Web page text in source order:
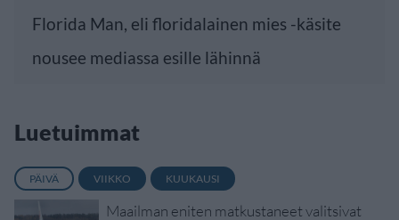
Florida Man, eli floridalainen mies -käsite
nousee mediassa esille lähinnä
Luetuimmat
PÄIVÄ VIIKKO KUUKAUSI
Maailman eniten matkustaneet valitsivat